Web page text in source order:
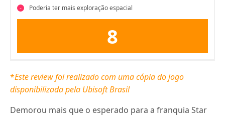
Poderia ter mais exploração espacial
8
*Este review foi realizado com uma cópia do jogo
disponibilizada pela Ubisoft Brasil
Demorou mais que o esperado para a franquia Star